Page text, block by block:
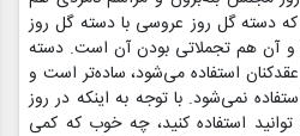
که دسته گل روز عروسی با دسته گل روز
و آن هم تجملاتی بودن آن است. دسته
استفاده می‌شود، ساده‌تر است و
نمی‌شود. با توجه به اینکه در روز
استفاده کنید، چه خوب که کمی